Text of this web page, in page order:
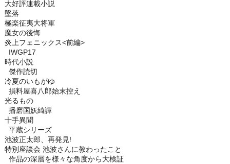
大好評連載小説
墜落
極楽征夷大将軍
魔女の後悔
炎上フェニックス<前編>
IWGP17
時代小説
傑作読切
冷夏のいもがゆ
損料屋喜八郎始末控え
光るもの
播磨国妖綺譚
十手異聞
平蔵シリーズ
池波正太郎、再発見!
特別座談会 池波さんに教わったこと
作品の深層を様々な角度から大検証